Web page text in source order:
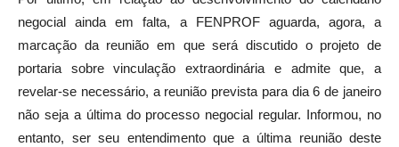
negocial ainda em falta, a FENPROF aguarda, agora, a
marcação da reunião em que será discutido o projeto de
portaria sobre vinculação extraordinária e admite que, a
revelar-se necessário, a reunião prevista para dia 6 de janeiro
não seja a última do processo negocial regular. Informou, no
entanto, ser seu entendimento que a última reunião deste